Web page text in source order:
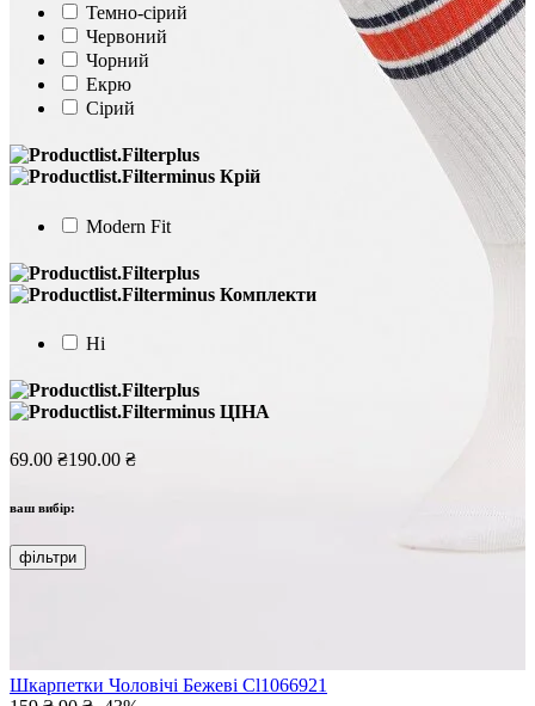
Темно-сірий
Червоний
Чорний
Екрю
Сірий
Крій
Modern Fit
Комплекти
Ні
ЦІНА
69.00 ₴190.00 ₴
ваш вибір:
фільтри
Шкарпетки Чоловічі Бежеві Cl1066921